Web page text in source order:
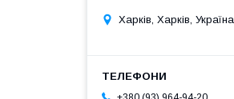
Харків, Харків, Україна